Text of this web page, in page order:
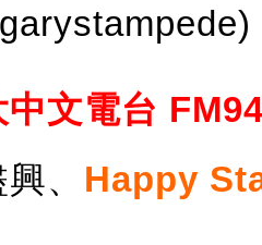
中文電台
、 Happy